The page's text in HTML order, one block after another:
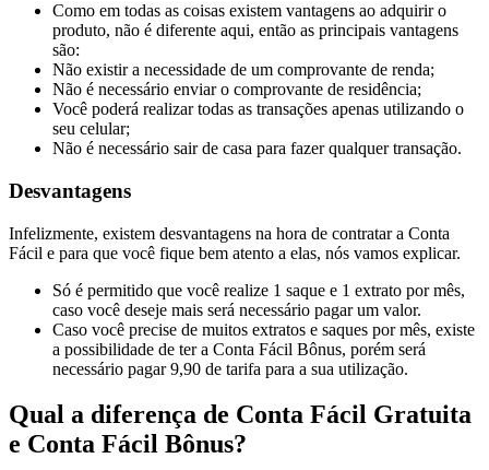
Como em todas as coisas existem vantagens ao adquirir o
produto, não é diferente aqui, então as principais vantagens
são:
Não existir a necessidade de um comprovante de renda;
Não é necessário enviar o comprovante de residência;
Você poderá realizar todas as transações apenas utilizando o
seu celular;
Não é necessário sair de casa para fazer qualquer transação.
Desvantagens
Infelizmente, existem desvantagens na hora de contratar a Conta
Fácil e para que você fique bem atento a elas, nós vamos explicar.
Só é permitido que você realize 1 saque e 1 extrato por mês,
caso você deseje mais será necessário pagar um valor.
Caso você precise de muitos extratos e saques por mês, existe
a possibilidade de ter a Conta Fácil Bônus, porém será
necessário pagar 9,90 de tarifa para a sua utilização.
Qual a diferença de Conta Fácil Gratuita
e Conta Fácil Bônus?